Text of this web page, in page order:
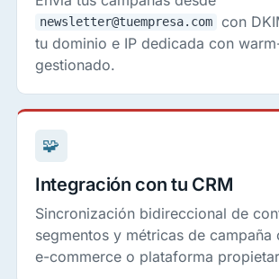
newsletter@tuempresa.com
con
tu dominio e IP dedicada con
gestionado.
🧩
Integración con tu CRM
Sincronización bidireccional de
segmentos y métricas de campaña
e-commerce o plataforma